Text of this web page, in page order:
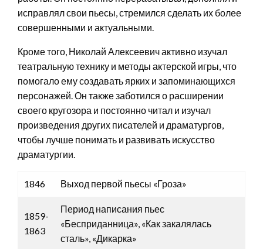
исправлял свои пьесы, стремился сделать их более
совершенными и актуальными.
Кроме того, Николай Алексеевич активно изучал
театральную технику и методы актерской игры, что
помогало ему создавать ярких и запоминающихся
персонажей. Он также заботился о расширении
своего кругозора и постоянно читал и изучал
произведения других писателей и драматургов,
чтобы лучше понимать и развивать искусство
драматургии.
1846 Выход первой пьесы «Гроза»
1859-
1863
Период написания пьес
«Бесприданница», «Как закалялась
сталь», «Дикарка»